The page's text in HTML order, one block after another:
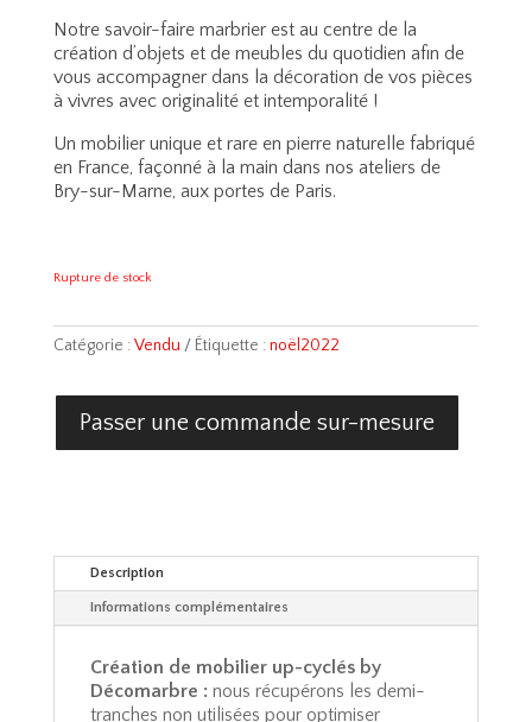
Notre savoir-faire marbrier est au centre de la
création d’objets et de meubles du quotidien afin de
vous accompagner dans la décoration de vos pièces
à vivres avec originalité et intemporalité !
Un mobilier unique et rare en pierre naturelle fabriqué
en France, façonné à la main dans nos ateliers de
Bry-sur-Marne, aux portes de Paris.
Rupture de stock
Catégorie : Vendu Étiquette : noël2022
Passer une commande sur-mesure
Description
Informations complémentaires
Création de mobilier up-cyclés by
Décomarbre :nous récupérons les demi-
tranches non utilisées pour optimiser